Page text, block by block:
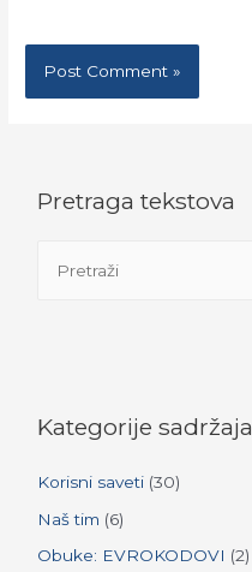
Pretraga tekstova
h
o
r
:
Kategorije sadržaja
Korisni saveti (30)
Naš tim (6)
Obuke: EVROKODOVI (2)